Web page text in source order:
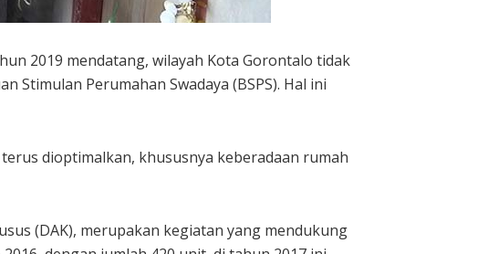
2019 mendatang, wilayah Kota Gorontalo tidak
Perumahan Swadaya (BSPS). Hal ini
dioptimalkan, khususnya keberadaan rumah
(DAK), merupakan kegiatan yang mendukung